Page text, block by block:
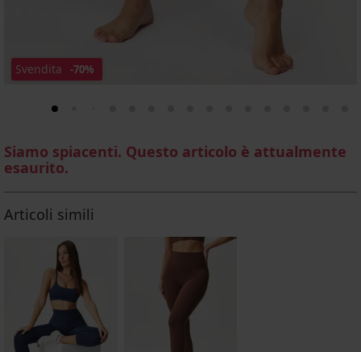
Svendita -70%
Siamo spiacenti. Questo articolo è attualmente
esaurito.
Articoli simili